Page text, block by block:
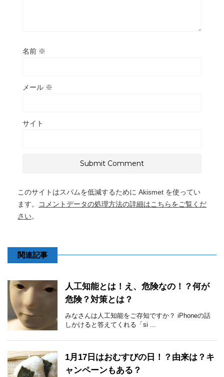
名前 ※
メール ※
サイト
このサイトはスパムを低減するために Akismet を使ってい
ます。
コメントデータの処理方法の詳細はこちらをご覧くだ
さい。
関連記事
人工知能とは！え、危険なの！？何が
危険？対策とは？
みなさんは人工知能をご存知ですか？ iPhoneの話
しかけると答えてくれる「si ...
1月17日はおむすびの日！？由来は？キ
ャンペーンもある？